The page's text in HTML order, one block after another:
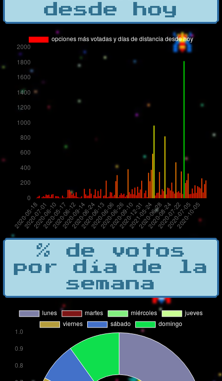
desde hoy
% de votos
por día de la
semana